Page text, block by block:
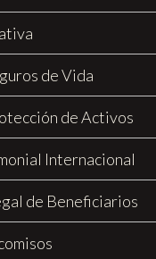
de Vida
de Activos
Internacional
de Beneficiarios